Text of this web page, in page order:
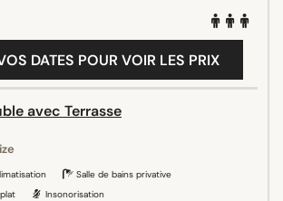
DATES POUR VOIR LES PRIX
avec Terrasse
Salle de bains privative
Insonorisation